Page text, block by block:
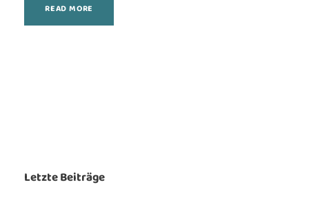
READ MORE
Letzte Beiträge